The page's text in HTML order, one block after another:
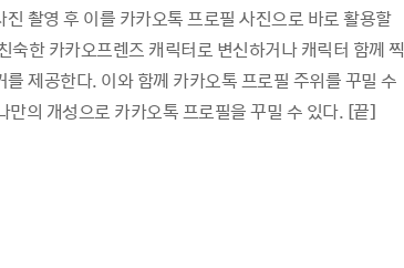
촬영 후 이를 카카오톡 프로필 사진으로 바로 활용할
한 카카오프렌즈 캐릭터로 변신하거나 캐릭터 함께 찍
제공한다. 이와 함께 카카오톡 프로필 주위를 꾸밀 수
의 개성으로 카카오톡 프로필을 꾸밀 수 있다. [끝]